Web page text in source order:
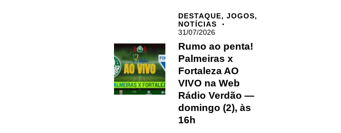
DESTAQUE,JOGOS,
NOTÍCIAS
31/07/2026
Rumo ao penta!
Palmeiras x
Fortaleza AO
VIVO na Web
Rádio Verdão —
domingo (2), às
16h